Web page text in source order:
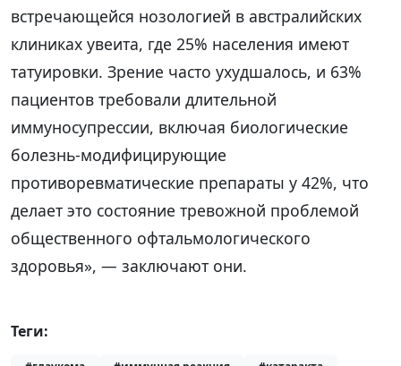
встречающейся нозологией в австралийских
клиниках увеита, где 25% населения имеют
татуировки. Зрение часто ухудшалось, и 63%
пациентов требовали длительной
иммуносупрессии, включая биологические
болезнь-модифицирующие
противоревматические препараты у 42%, что
делает это состояние тревожной проблемой
общественного офтальмологического
здоровья», — заключают они.
Теги: